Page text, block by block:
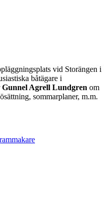
vid Storängen i
båtägare i
Gunnel Agrell Lundgren om
sommarplaner, m.m.